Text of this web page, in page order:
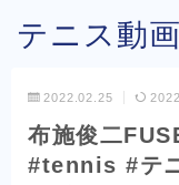
テニス動
2022.02.25
布施俊二
#tennis #テ